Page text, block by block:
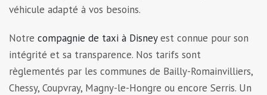
véhicule adapté à vos besoins.
Notre compagnie de taxi à Disneyest connue pour son
intégrité et sa transparence. Nos tarifs sont
règlementés par les communes de Bailly-Romainvilliers,
Chessy, Coupvray, Magny-le-Hongre ou encore Serris. Un